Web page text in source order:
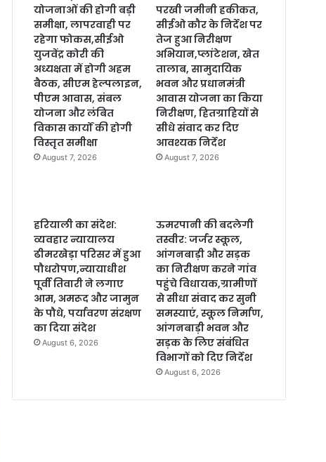
योजनाओं की होगी बड़ी
समीक्षा, लापरवाही पर
रहेगा फोकस,सीईओ
युजवेंद्र कोरी की
अध्यक्षता में होगी अहम
बैठक, सीएम हेल्पलाइन,
पीएम आवास, संबल
योजना और लंबित
विकास कार्यों की होगी
विस्तृत समीक्षा
August 7, 2026
परखी जमीनी हकीकत,
सीईओ कौर के निर्देश पर
तेज हुआ निरीक्षण
अभियान,प्लांटेशन, खेत
तालाब, सामुदायिक
भवन और प्रधानमंत्री
आवास योजना का किया
निरीक्षण, हितग्राहियों से
सीधे संवाद कर दिए
आवश्यक निर्देश
August 7, 2026
हरियाली का संदेश:
व्यवहार न्यायालय
ढीमरखेड़ा परिसर में हुआ
पौधरोपण,न्यायाधीश
पूर्वी तिवारी ने लगाए
आम, अमरूद और जामुन
के पौधे, पर्यावरण संरक्षण
का दिया संदेश
August 6, 2026
ऊमरपानी की बदलेगी
तस्वीर: जर्जर स्कूल,
आंगनबाड़ी और सड़क
का निरीक्षण करने गांव
पहुंचे विधायक,ग्रामीणों
से सीधा संवाद कर सुनी
समस्याएं, स्कूल निर्माण,
आंगनबाड़ी भवन और
सड़क के लिए संबंधित
विभागों को दिए निर्देश
August 6, 2026